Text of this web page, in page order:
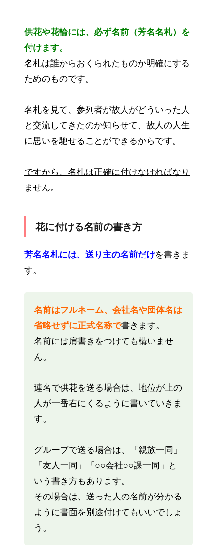
供花や花輪には、必ず名前（芳名名札）を
付けます。
名札は誰からおくられたものか明確にする
ためのものです。
名札を見て、参列者が故人がどういった人
と交流してきたのか知らせて、故人の人生
に思いを馳せることができるからです。
ですから、名札は正確に付けなければなり
ません。
花に付ける名前の書き方
芳名名札には、送り主の名前だけを書きま
す。
名前はフルネーム、会社名や団体名は
省略せずに正式名称で書きます。
名前には肩書きをつけても構いませ
ん。
連名で供花を送る場合は、地位が上の
人が一番右にくるように書いていきま
す。
グループで送る場合は、「親族一同」
「友人一同」「○○会社○○課一同」と
いう書き方もあります。
その場合は、 送った人の名前が分かる
ように書面を別途付けてもいいでしょ
う。